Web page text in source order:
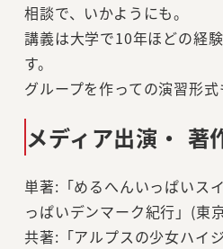
相談で、いかようにも。
講義は大学で10年ほどの経
す。
グループを作っての演習形式
メディア出演・ 著
単著:「めるへんいっぱいス
っぱいデンマーク紀行」(東
共著:「アルプスの少女ハイ